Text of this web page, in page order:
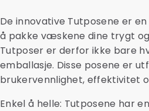
De innovative Tutposene er
å pakke væskene dine trygt
Tutposer er derfor ikke bare
emballasje. Disse posene er
brukervennlighet, effektivitet
Enkel å helle: Tutposene har